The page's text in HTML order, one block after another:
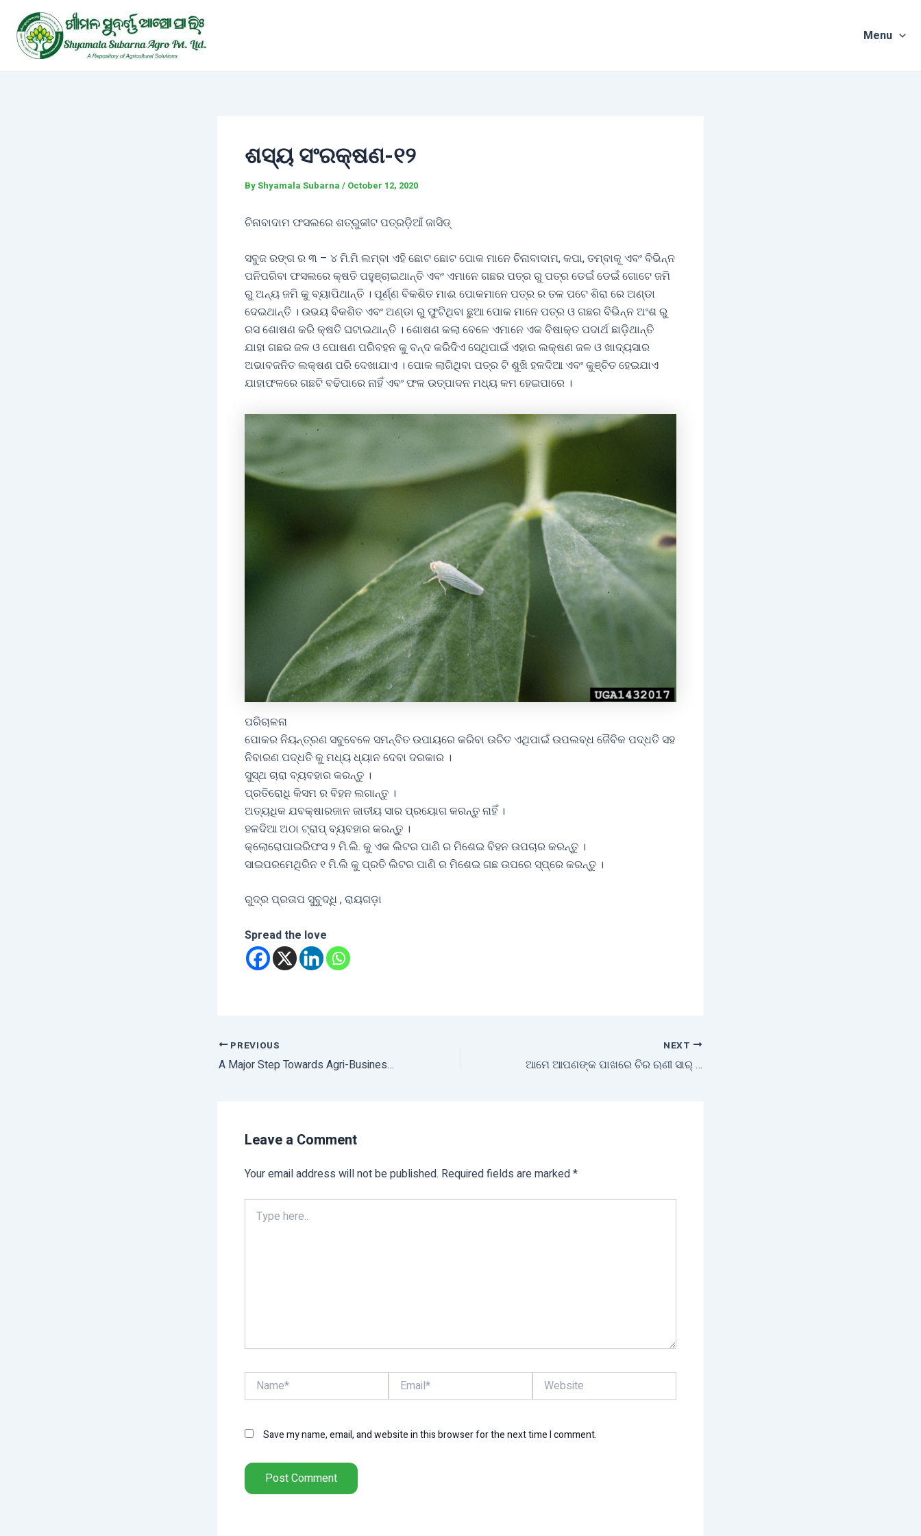
content
Menu
ଶସ୍ୟ ସଂରକ୍ଷଣ-୧୨
ByShyamala Subarna / October 12, 2020
ଚିନାବାଦାମ ଫସଲରେ ଶତ୍ରୁକୀଟ ପତ୍ରଡ଼ିଆଁ ଜାସିଡ୍
ସବୁଜ ରଙ୍ଗ ର ୩ – ୪ ମି.ମି ଲମ୍ବା ଏହି ଛୋଟ ଛୋଟ ପୋକ ମାନେ ଚିନାବାଦାମ, କପା, ତମ୍ବାକୂ ଏବଂ ବିଭିନ୍ନ
ପନିପରିବା ଫସଲରେ କ୍ଷତି ପହୁଞ୍ଚାଇଥାନ୍ତି ଏବଂ ଏମାନେ ଗଛର ପତ୍ର ରୁ ପତ୍ର ଡେଇଁ ଡେଇଁ ଗୋଟେ ଜମି
ରୁ ଅନ୍ୟ ଜମି କୁ ବ୍ୟାପିଥାନ୍ତି । ପୂର୍ଣ୍ଣ ବିକଶିତ ମାଈ ପୋକମାନେ ପତ୍ର ର ତଳ ପଟେ ଶିରା ରେ ଅଣ୍ଡା
ଦେଇଥାନ୍ତି । ଉଭୟ ବିକଶିତ ଏବଂ ଅଣ୍ଡା ରୁ ଫୁଟିଥିବା ଛୁଆ ପୋକ ମାନେ ପତ୍ର ଓ ଗଛର ବିଭିନ୍ନ ଅଂଶ ରୁ
ରସ ଶୋଷଣ କରି କ୍ଷତି ଘଟାଇଥାନ୍ତି । ଶୋଷଣ କଲା ବେଳେ ଏମାନେ ଏକ ବିଷାକ୍ତ ପଦାର୍ଥ ଛାଡ଼ିଥାନ୍ତି
ଯାହା ଗଛର ଜଳ ଓ ପୋଷଣ ପରିବହନ କୁ ବନ୍ଦ କରିଦିଏ ସେଥିପାଇଁ ଏହାର ଲକ୍ଷଣ ଜଳ ଓ ଖାଦ୍ୟସାର
ଅଭାବଜନିତ ଲକ୍ଷଣ ପରି ଦେଖାଯାଏ । ପୋକ ଲାଗିଥିବା ପତ୍ର ଟି ଶୁଖି ହଳଦିଆ ଏବଂ କୁଞ୍ଚିତ ହେଇଯାଏ
ଯାହାଫଳରେ ଗଛଟି ବଢିପାରେ ନାହିଁ ଏବଂ ଫଳ ଉତ୍ପାଦନ ମଧ୍ୟ କମ ହେଇପାରେ ।
ପରିଚାଳନା
ପୋକର ନିୟନ୍ତ୍ରଣ ସବୁବେଳେ ସମନ୍ବିତ ଉପାୟରେ କରିବା ଉଚିତ ଏଥିପାଇଁ ଉପଲବ୍ଧ ଜୈବିକ ପଦ୍ଧତି ସହ
ନିବାରଣ ପଦ୍ଧତି କୁ ମଧ୍ୟ ଧ୍ୟାନ ଦେବା ଦରକାର ।
ସୁସ୍ଥ ଚାରା ବ୍ୟବହାର କରନ୍ତୁ ।
ପ୍ରତିରୋଧି କିସମ ର ବିହନ ଲଗାନ୍ତୁ ।
ଅତ୍ୟଧିକ ଯବକ୍ଷାରଜାନ ଜାତୀୟ ସାର ପ୍ରୟୋଗ କରନ୍ତୁ ନାହିଁ ।
ହଳଦିଆ ଅଠା ଟ୍ରାପ୍ ବ୍ୟବହାର କରନ୍ତୁ ।
କ୍ଲୋରୋପାଇରିଫସ ୨ ମି.ଲି. କୁ ଏକ ଲିଟର ପାଣି ର ମିଶେଇ ବିହନ ଉପଚାର କରନ୍ତୁ ।
ସାଇପରମେଥିରିନ ୧ ମି.ଲି କୁ ପ୍ରତି ଲିଟର ପାଣି ର ମିଶେଇ ଗଛ ଉପରେ ସ୍ପ୍ରେ କରନ୍ତୁ ।
ରୁଦ୍ର ପ୍ରତାପ ସୁବୁଦ୍ଧି , ରାୟଗଡ଼ା
Spread the love
PREVIOUS
A Major Step Towards Agri-Business Development
NEXT
ଆମେ ଆପଣଙ୍କ ପାଖରେ ଚିର ଋଣୀ ସାର୍‌ …
Leave a Comment
Your email address will not be published. Required fields are marked*
here..
Name* Email* Website
Save my name, email, and website in this browser for the next time I comment.